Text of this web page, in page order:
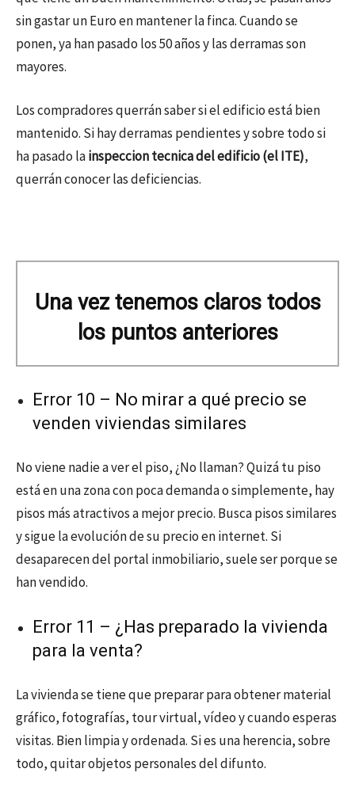
sin gastar un Euro en mantener la finca. Cuando se
ponen, ya han pasado los 50 años y las derramas son
mayores.
Los compradores querrán saber si el edificio está bien
mantenido. Si hay derramas pendientes y sobre todo si
ha pasado lainspeccion tecnica del edificio (el ITE),
querrán conocer las deficiencias.
Una vez tenemos claros todos
los puntos anteriores
Error 10 – No mirar a qué precio se
venden viviendas similares
No viene nadie a ver el piso, ¿No llaman? Quizá tu piso
está en una zona con poca demanda o simplemente, hay
pisos más atractivos a mejor precio. Busca pisos similares
y sigue la evolución de su precio en internet. Si
desaparecen del portal inmobiliario, suele ser porque se
han vendido.
Error 11 – ¿Has preparado la vivienda
para la venta?
La vivienda se tiene que preparar para obtener material
gráfico, fotografías, tour virtual, vídeo y cuando esperas
visitas. Bien limpia y ordenada. Si es una herencia, sobre
todo, quitar objetos personales del difunto.